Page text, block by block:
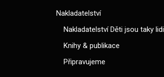
Nakladatelství
Nakladatelství Děti jsou taky lidi
Knihy & publikace
Připravujeme